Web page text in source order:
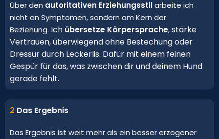
Über den autoritativen Erziehungsstilarbeite ich
nicht an Symptomen, sondern am Kern der
Beziehung. Ich übersetze Körpersprache, stärke
Vertrauen, überwiegend ohne Bestechung oder
Dressur durch Leckerlis. Dafür mit einem feinen
Gespür für das, was zwischen dir und deinem Hund
gerade fehlt.
2 Das Ergebnis
Das Ergebnis ist weit mehr als ein besser erzogener